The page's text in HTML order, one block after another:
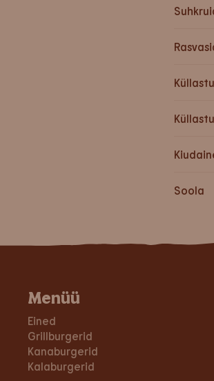
Soola
Menüü
Eined
Grillburgerid
Kanaburgerid
Kalaburgerid